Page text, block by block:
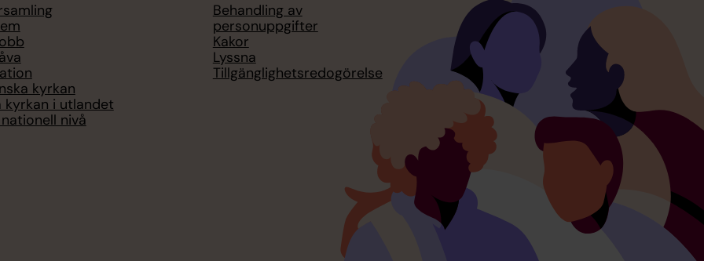
kyrkan
kyrkan i utlandet
nivå
Behandling av
personuppgifter
Kakor
Lyssna
Tillgänglighetsredogörelse